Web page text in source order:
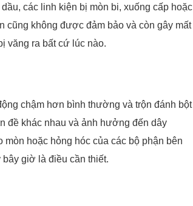
các linh kiện bị mòn bi, xuống cấp hoặc
không được đảm bảo và còn gây mất
văng ra bất cứ lúc nào.
chậm hơn bình thường và trộn đánh bột
đề khác nhau và ảnh hưởng đến dây
hoặc hỏng hóc của các bộ phận bên
bây giờ là điều cần thiết.